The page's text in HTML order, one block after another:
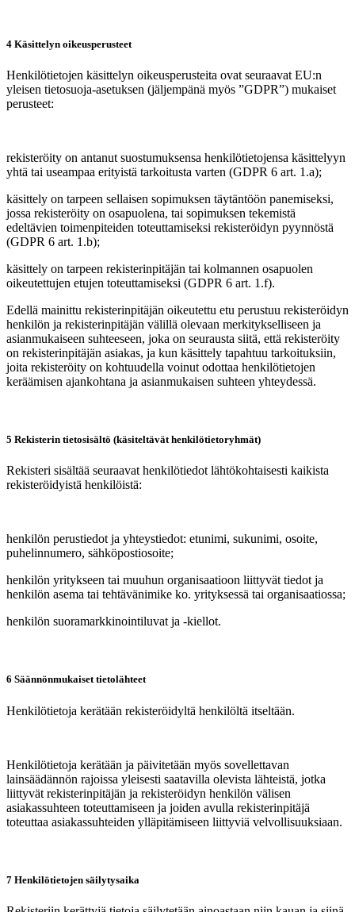
4 Käsittelyn oikeusperusteet
Henkilötietojen käsittelyn oikeusperusteita ovat seuraavat EU:n
yleisen tietosuoja-asetuksen (jäljempänä myös ”GDPR”) mukaiset
perusteet:
rekisteröity on antanut suostumuksensa henkilötietojensa käsittelyyn
yhtä tai useampaa erityistä tarkoitusta varten (GDPR 6 art. 1.a);
käsittely on tarpeen sellaisen sopimuksen täytäntöön panemiseksi,
jossa rekisteröity on osapuolena, tai sopimuksen tekemistä
edeltävien toimenpiteiden toteuttamiseksi rekisteröidyn pyynnöstä
(GDPR 6 art. 1.b);
käsittely on tarpeen rekisterinpitäjän tai kolmannen osapuolen
oikeutettujen etujen toteuttamiseksi (GDPR 6 art. 1.f).
Edellä mainittu rekisterinpitäjän oikeutettu etu perustuu rekisteröidyn
henkilön ja rekisterinpitäjän välillä olevaan merkitykselliseen ja
asianmukaiseen suhteeseen, joka on seurausta siitä, että rekisteröity
on rekisterinpitäjän asiakas, ja kun käsittely tapahtuu tarkoituksiin,
joita rekisteröity on kohtuudella voinut odottaa henkilötietojen
keräämisen ajankohtana ja asianmukaisen suhteen yhteydessä.
5 Rekisterin tietosisältö (käsiteltävät henkilötietoryhmät)
Rekisteri sisältää seuraavat henkilötiedot lähtökohtaisesti kaikista
rekisteröidyistä henkilöistä:
henkilön perustiedot ja yhteystiedot: etunimi, sukunimi, osoite,
puhelinnumero, sähköpostiosoite;
henkilön yritykseen tai muuhun organisaatioon liittyvät tiedot ja
henkilön asema tai tehtävänimike ko. yrityksessä tai organisaatiossa;
henkilön suoramarkkinointiluvat ja -kiellot.
6 Säännönmukaiset tietolähteet
Henkilötietoja kerätään rekisteröidyltä henkilöltä itseltään.
Henkilötietoja kerätään ja päivitetään myös sovellettavan
lainsäädännön rajoissa yleisesti saatavilla olevista lähteistä, jotka
liittyvät rekisterinpitäjän ja rekisteröidyn henkilön välisen
asiakassuhteen toteuttamiseen ja joiden avulla rekisterinpitäjä
toteuttaa asiakassuhteiden ylläpitämiseen liittyviä velvollisuuksiaan.
7 Henkilötietojen säilytysaika